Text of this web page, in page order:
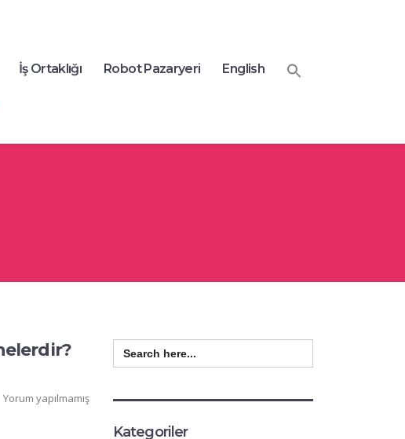
İş Ortaklığı Robot Pazaryeri English
Yorum yapılmamış
Search
for:
Kategoriler